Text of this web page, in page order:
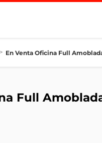
> En Venta Oficina Full
Full